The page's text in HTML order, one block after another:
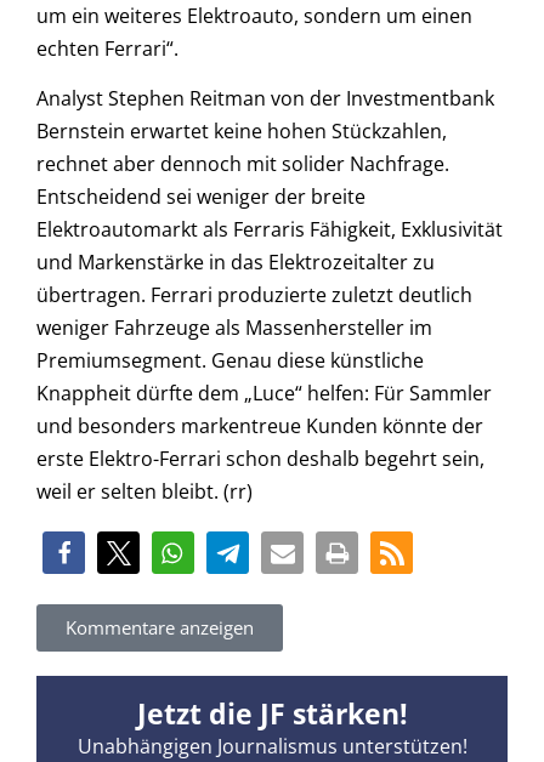
um ein weiteres Elektroauto, sondern um einen
echten Ferrari“.
Analyst Stephen Reitman von der Investmentbank
Bernstein erwartet keine hohen Stückzahlen,
rechnet aber dennoch mit solider Nachfrage.
Entscheidend sei weniger der breite
Elektroautomarkt als Ferraris Fähigkeit, Exklusivität
und Markenstärke in das Elektrozeitalter zu
übertragen. Ferrari produzierte zuletzt deutlich
weniger Fahrzeuge als Massenhersteller im
Premiumsegment. Genau diese künstliche
Knappheit dürfte dem „Luce“ helfen: Für Sammler
und besonders markentreue Kunden könnte der
erste Elektro-Ferrari schon deshalb begehrt sein,
weil er selten bleibt. (rr)
Kommentare anzeigen
Jetzt die JF stärken!
Unabhängigen Journalismus unterstützen!